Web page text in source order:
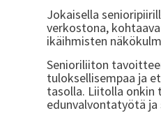
Jokaisella
verkostona,
ikäihmisten
Senioriliiton
tuloksellisempaa ja
tasolla. Liitolla onkin
edunvalvontatyötä